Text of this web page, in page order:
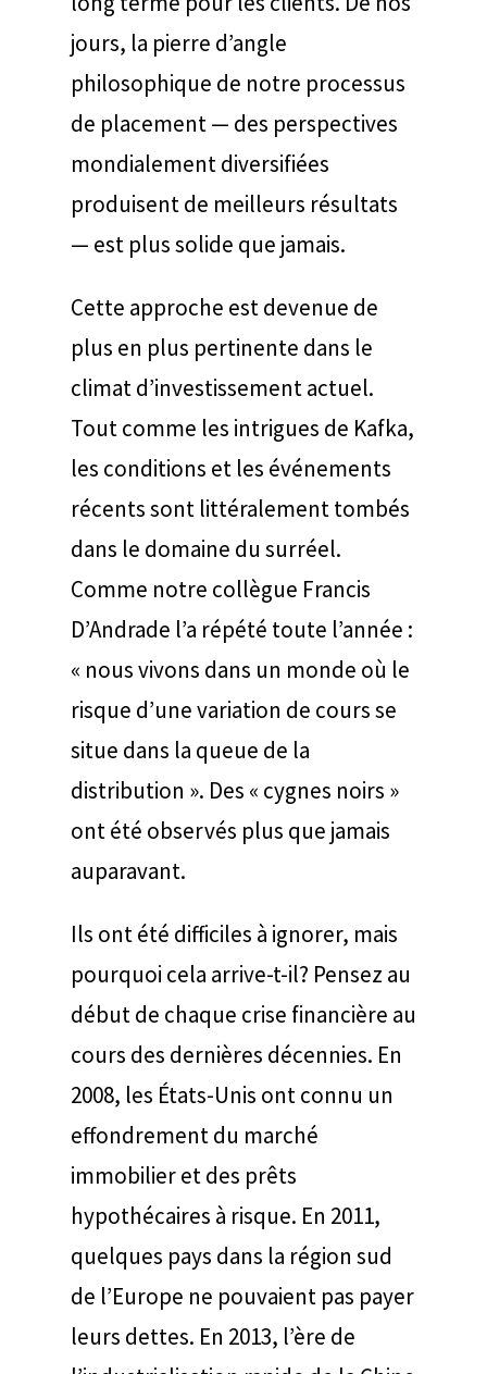
jours, la pierre d’angle
philosophique de notre processus
de placement — des perspectives
mondialement diversifiées
produisent de meilleurs résultats
— est plus solide que jamais.
Cette approche est devenue de
plus en plus pertinente dans le
climat d’investissement actuel.
Tout comme les intrigues de Kafka,
les conditions et les événements
récents sont littéralement tombés
dans le domaine du surréel.
Comme notre collègue Francis
D’Andrade l’a répété toute l’année :
« nous vivons dans un monde où le
risque d’une variation de cours se
situe dans la queue de la
distribution ». Des « cygnes noirs »
ont été observés plus que jamais
auparavant.
Ils ont été difficiles à ignorer, mais
pourquoi cela arrive-t-il? Pensez au
début de chaque crise financière au
cours des dernières décennies. En
2008, les États-Unis ont connu un
effondrement du marché
immobilier et des prêts
hypothécaires à risque. En 2011,
quelques pays dans la région sud
de l’Europe ne pouvaient pas payer
leurs dettes. En 2013, l’ère de